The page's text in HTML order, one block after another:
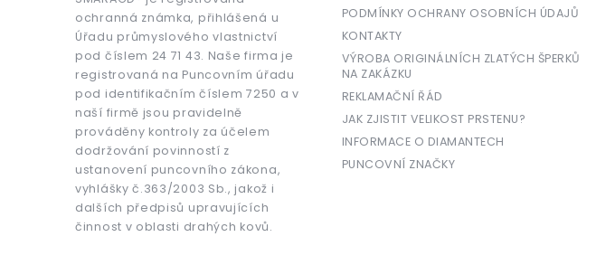
ochranná známka, přihlášená u
Úřadu průmyslového vlastnictví
pod číslem 24 71 43. Naše firma je
registrovaná na Puncovním úřadu
pod identifikačním číslem 7250 a v
naší firmě jsou pravidelně
prováděny kontroly za účelem
dodržování povinností z
ustanovení puncovního zákona,
vyhlášky č.363/2003 Sb., jakož i
dalších předpisů upravujících
činnost v oblasti drahých kovů.
PODMÍNKY OCHRANY OSOBNÍCH ÚDAJŮ
KONTAKTY
VÝROBA ORIGINÁLNÍCH ZLATÝCH ŠPERKŮ
NA ZAKÁZKU
REKLAMAČNÍ ŘÁD
JAK ZJISTIT VELIKOST PRSTENU?
INFORMACE O DIAMANTECH
PUNCOVNÍ ZNAČKY